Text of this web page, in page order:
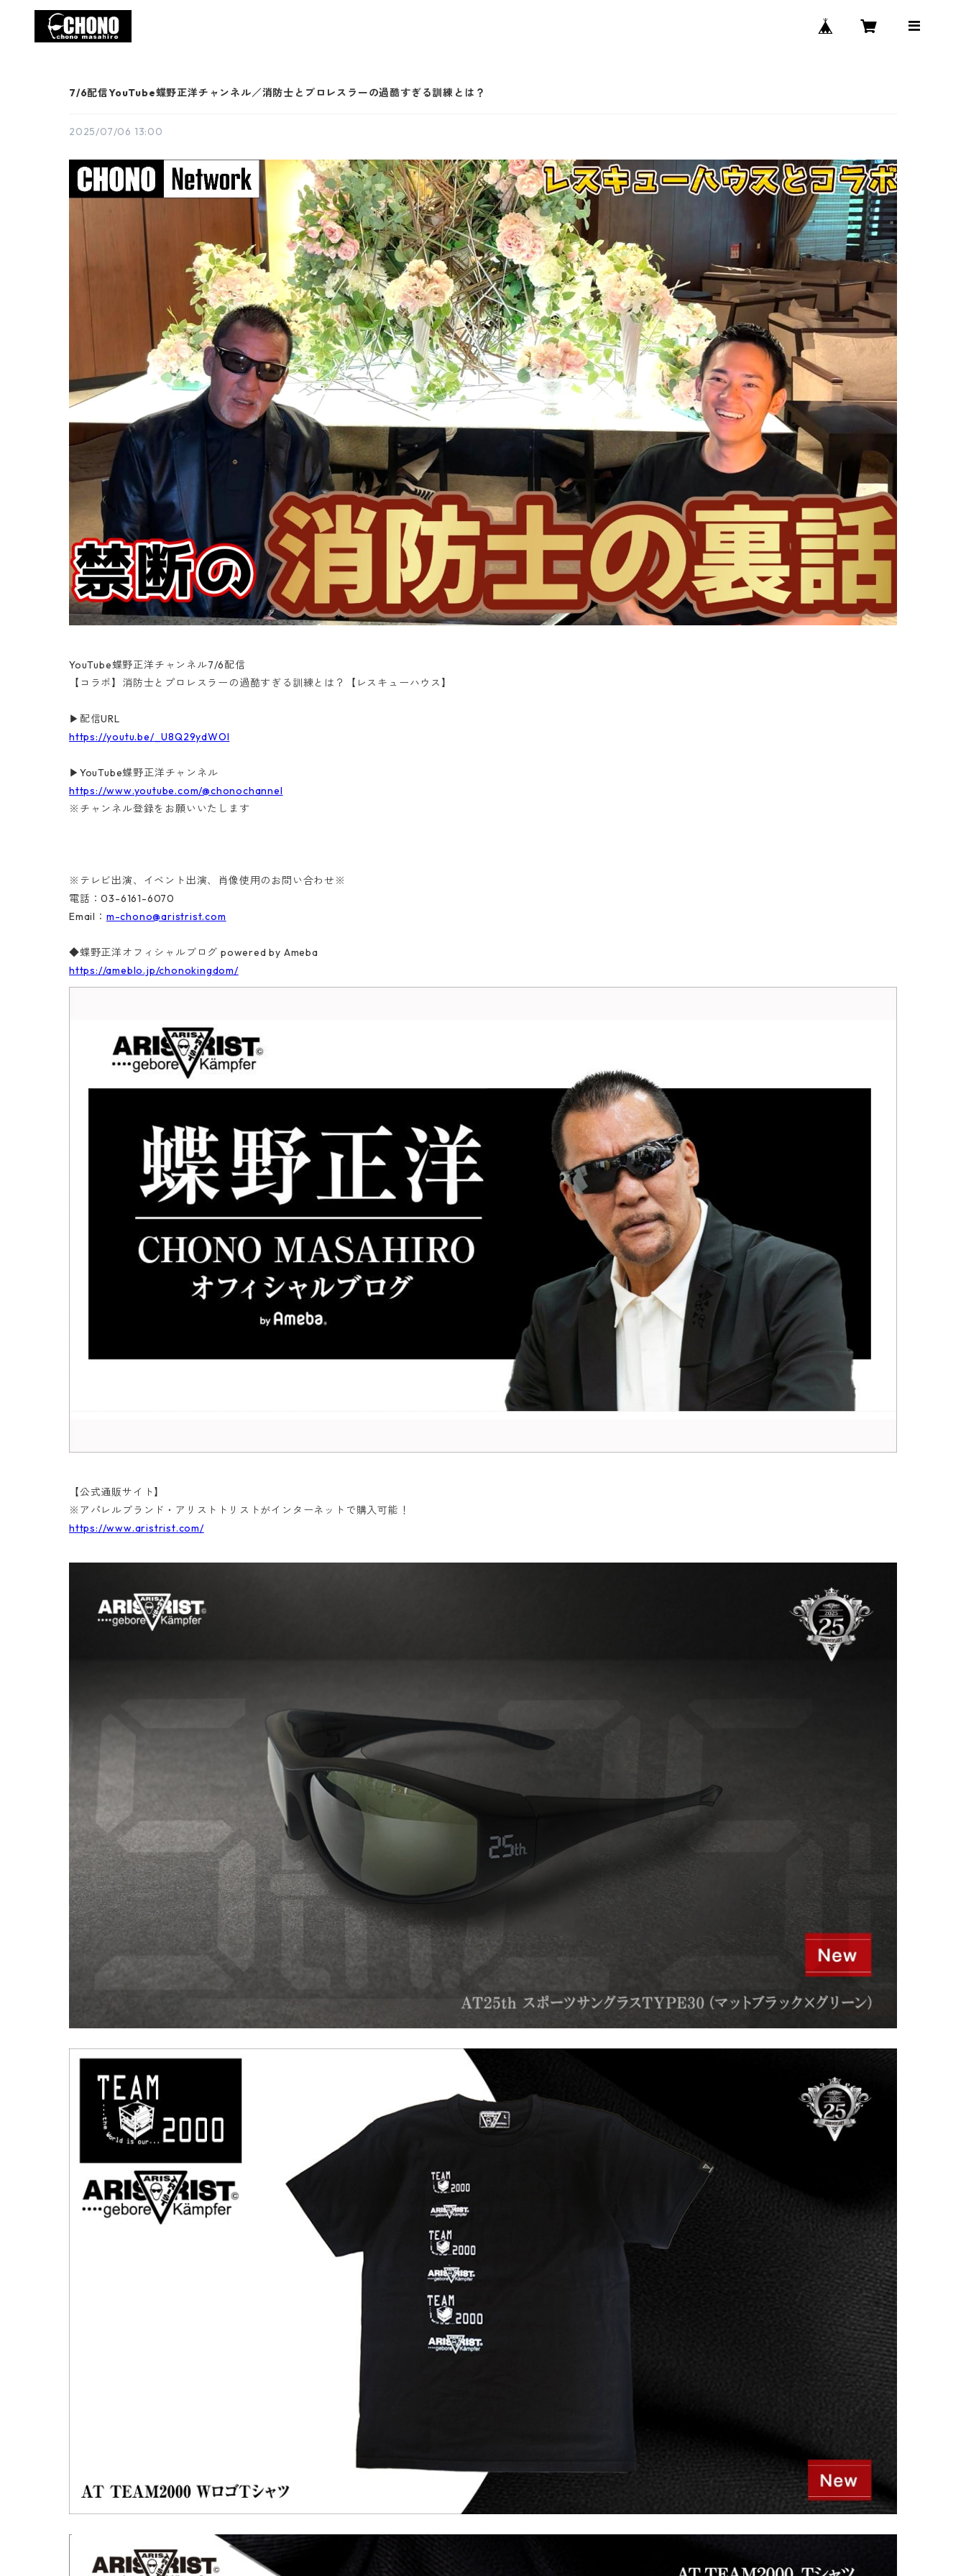
7/6配信YouTube蝶野正洋チャンネル／消防士とプロレスラーの過酷すぎる訓練とは？
2025/07/06 13:00
YouTube蝶野正洋チャンネル7/6配信
【コラボ】消防士とプロレスラーの過酷すぎる訓練とは？【レスキューハウス】
▶配信URL
https://youtu.be/_U8Q29ydWOI
▶YouTube蝶野正洋チャンネル
https://www.youtube.com/@chonochannel
※チャンネル登録をお願いいたします
※テレビ出演、イベント出演、肖像使用のお問い合わせ※
電話：03-6161-6070
Email： m-chono@aristrist.com
◆蝶野正洋オフィシャルブログ powered by Ameba
https://ameblo.jp/chonokingdom/
【公式通販サイト】
※アパレルブランド・アリストトリストがインターネットで購入可能！
https://www.aristrist.com/